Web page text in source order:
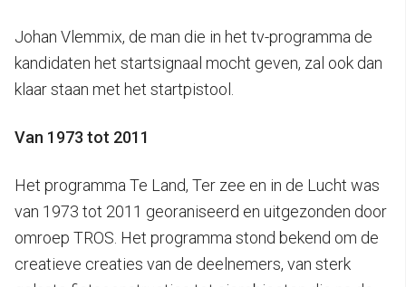
Johan Vlemmix, de man die in het tv-programma de
kandidaten het startsignaal mocht geven, zal ook dan
klaar staan met het startpistool.
Van 1973 tot 2011
Het programma Te Land, Ter zee en in de Lucht was
van 1973 tot 2011 georaniseerd en uitgezonden door
omroep TROS. Het programma stond bekend om de
creatieve creaties van de deelnemers, van sterk